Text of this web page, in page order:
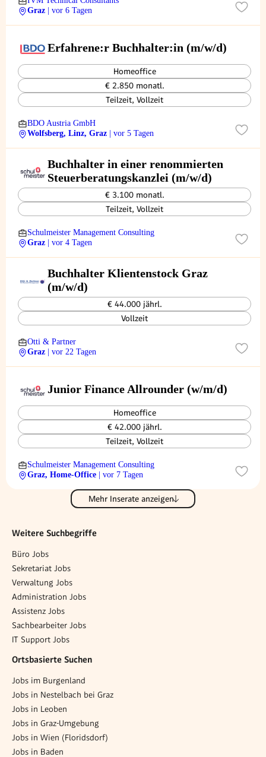
Graz
| vor 6 Tagen
Erfahrene:r Buchhalter:in (m/w/d)
Homeoffice
€ 2.850 monatl.
Teilzeit, Vollzeit
BDO Austria GmbH
Wolfsberg, Linz, Graz
| vor 5 Tagen
Buchhalter in einer renommierten
Steuerberatungskanzlei (m/w/d)
€ 3.100 monatl.
Teilzeit, Vollzeit
Schulmeister Management Consulting
Graz
| vor 4 Tagen
Buchhalter Klientenstock Graz
(m/w/d)
€ 44.000 jährl.
Vollzeit
Otti & Partner
Graz
| vor 22 Tagen
Junior Finance Allrounder (w/m/d)
Homeoffice
€ 42.000 jährl.
Teilzeit, Vollzeit
Schulmeister Management Consulting
Graz, Home-Office
| vor 7 Tagen
Mehr Inserate anzeigen
Weitere Suchbegriffe
Büro Jobs
Sekretariat Jobs
Verwaltung Jobs
Administration Jobs
Assistenz Jobs
Sachbearbeiter Jobs
IT Support Jobs
Ortsbasierte Suchen
Jobs im Burgenland
Jobs in Nestelbach bei Graz
Jobs in Leoben
Jobs in Graz-Umgebung
Jobs in Wien (Floridsdorf)
Jobs in Baden